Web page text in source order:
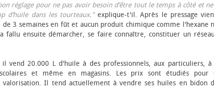
réglage pour ne pas avoir besoin d’être tout le temps à côté et
d’huile dans les tourteaux."explique-t'il. Après le pressage
de 3 semaines en fût et aucun produit chimique comme l'hexane
fallu ensuite démarcher, se faire connaître, constituer un
vend 20.000 L d'huile à des professionnels, aux particuliers, à
et même en magasins. Les prix sont étudiés pour
valorisation. Il tend actuellement à vendre ses huiles en bidon